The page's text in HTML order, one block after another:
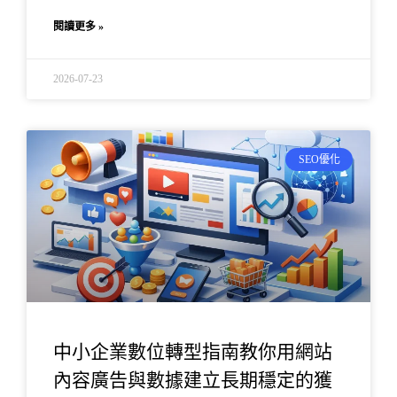
閱讀更多 »
2026-07-23
SEO優化
中小企業數位轉型指南教你用網站
內容廣告與數據建立長期穩定的獲